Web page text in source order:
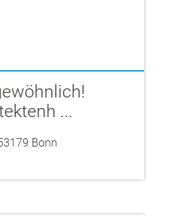
...
Bonn